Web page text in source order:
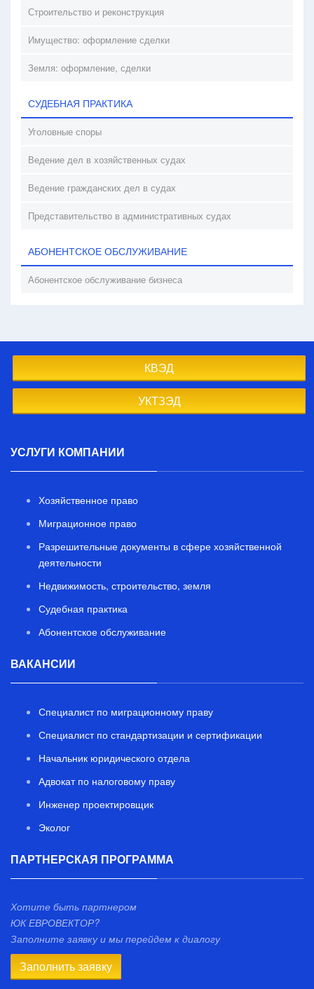
Строительство и реконструкция
Имущество: оформление сделки
Земля: оформление, сделки
СУДЕБНАЯ ПРАКТИКА
Уголовные споры
Ведение дел в хозяйственных судах
Ведение гражданских дел в судах
Представительство в административных судах
АБОНЕНТСКОЕ ОБСЛУЖИВАНИЕ
Абонентское обслуживание бизнеса
КВЭД
УКТЗЭД
УСЛУГИ КОМПАНИИ
Хозяйственное право
Миграционное право
Разрешительные документы в сфере хозяйственной
деятельности
Недвижимость, строительство, земля
Судебная практика
Абонентское обслуживание
ВАКАНСИИ
Специалист по миграционному праву
Специалист по стандартизации и сертификации
Начальник юридического отдела
Адвокат по налоговому праву
Инженер проектировщик
Эколог
ПАРТНЕРСКАЯ ПРОГРАММА
Хотите быть партнером
ЮК ЕВРОВЕКТОР?
Заполните заявку и мы перейдем к диалогу
Заполнить заявку